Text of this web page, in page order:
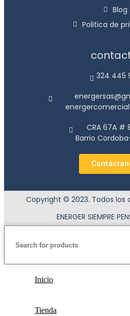
Blog
Politica de
324 445
CRA 67A #
Barrio
Copyright © 2023. Todos los
ENERGER SIEMPRE
Inicio
Tienda